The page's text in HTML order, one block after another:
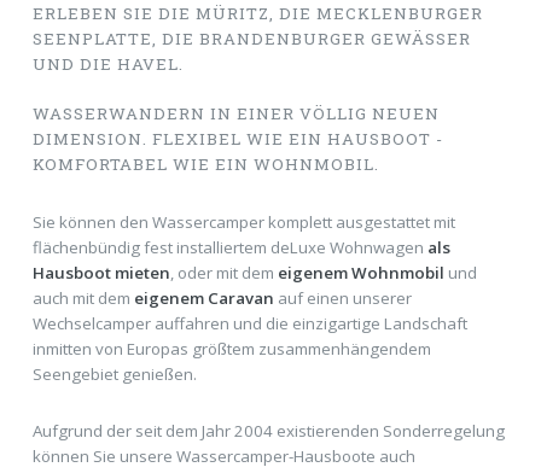
ERLEBEN SIE DIE MÜRITZ, DIE MECKLENBURGER
SEENPLATTE, DIE BRANDENBURGER GEWÄSSER
UND DIE HAVEL.
WASSERWANDERN IN EINER VÖLLIG NEUEN
DIMENSION. FLEXIBEL WIE EIN HAUSBOOT -
KOMFORTABEL WIE EIN WOHNMOBIL.
Sie können den Wassercamper komplett ausgestattet mit
flächenbündig fest installiertem deLuxe Wohnwagen als
Hausboot mieten, oder mit dem eigenem Wohnmobil und
auch mit dem eigenem Caravan auf einen unserer
Wechselcamper auffahren und die einzigartige Landschaft
inmitten von Europas größtem zusammenhängendem
Seengebiet genießen.
Aufgrund der seit dem Jahr 2004 existierenden Sonderregelung
können Sie unsere Wassercamper-Hausboote auch